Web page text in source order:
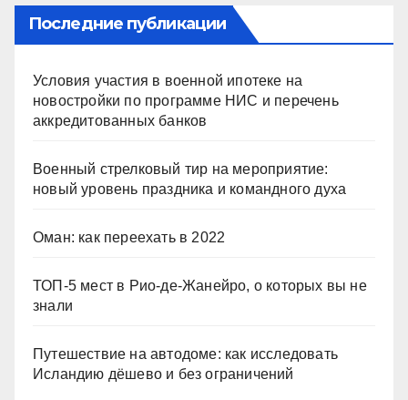
ki
Последние публикации
Условия участия в военной ипотеке на
новостройки по программе НИС и перечень
аккредитованных банков
Военный стрелковый тир на мероприятие:
новый уровень праздника и командного духа
Оман: как переехать в 2022
ТОП-5 мест в Рио-де-Жанейро, о которых вы не
знали
Путешествие на автодоме: как исследовать
Исландию дёшево и без ограничений